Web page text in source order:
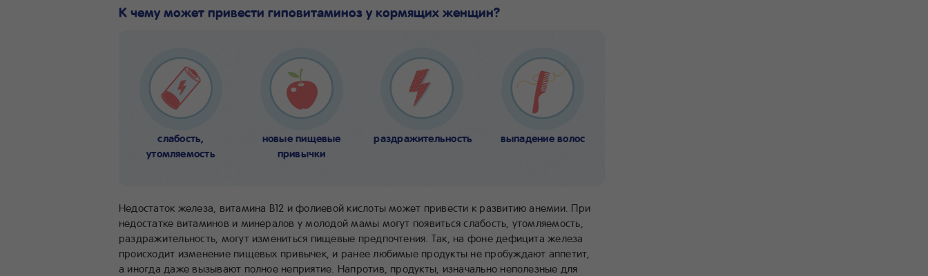
К чему может привести гиповитаминоз у кормящих женщин?
слабость,
утомляемость
новые пищевые
привычки
раздражительность выпадение волос
Недостаток железа, витамина В12 и фолиевой кислоты может привести к развитию анемии. При
недостатке витаминов и минералов у молодой мамы могут появиться слабость, утомляемость,
раздражительность, могут измениться пищевые предпочтения. Так, на фоне дефицита железа
происходит изменение пищевых привычек, и ранее любимые продукты не пробуждают аппетит,
а иногда даже вызывают полное неприятие. Напротив, продукты, изначально неполезные для